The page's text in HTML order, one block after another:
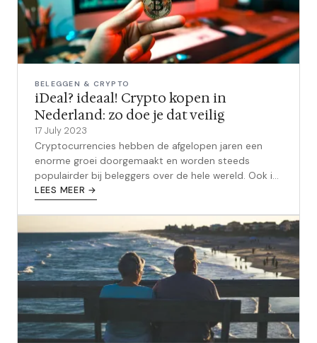
BELEGGEN & CRYPTO
iDeal? ideaal! Crypto kopen in
Nederland: zo doe je dat veilig
17 July 2023
Cryptocurrencies hebben de afgelopen jaren een
enorme groei doorgemaakt en worden steeds
populairder bij beleggers over de hele wereld. Ook in
Nederland zien we een stijgende inter...
LEES MEER →